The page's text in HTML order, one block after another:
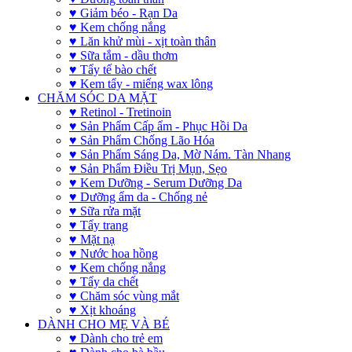
♥ Giảm béo - Rạn Da
♥ Kem chống nắng
♥ Lăn khử mùi - xịt toàn thân
♥ Sữa tắm - dầu thơm
♥ Tẩy tế bào chết
♥ Kem tẩy - miếng wax lông
CHĂM SÓC DA MẶT
♥ Retinol - Tretinoin
♥ Sản Phẩm Cấp ẩm - Phục Hồi Da
♥ Sản Phẩm Chống Lão Hóa
♥ Sản Phẩm Sáng Da, Mờ Nám. Tàn Nhang
♥ Sản Phẩm Điều Trị Mụn, Sẹo
♥ Kem Dưỡng - Serum Dưỡng Da
♥ Dưỡng ẩm da - Chống nẻ
♥ Sữa rửa mặt
♥ Tẩy trang
♥ Mặt nạ
♥ Nước hoa hồng
♥ Kem chống nắng
♥ Tẩy da chết
♥ Chăm sóc vùng mắt
♥ Xịt khoáng
DÀNH CHO MẸ VÀ BÉ
♥ Dành cho trẻ em